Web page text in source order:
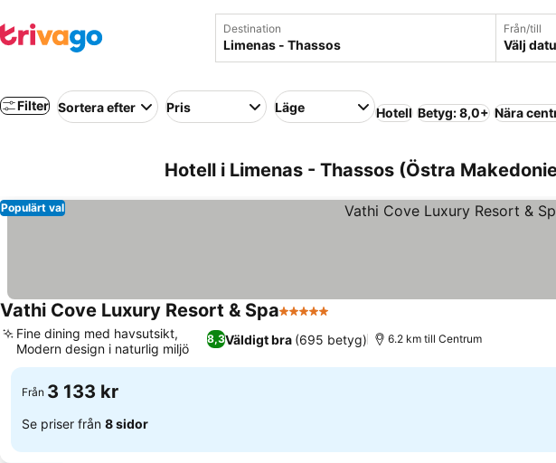
Destination Från/till
Välj
Filter Sortera efter Pris Läge Hotell Betyg: 8,0+ Nära
Hotell i Limenas - Thassos (Östra
Populärt val
Vathi Cove Luxury Resort & Spa5 Stjärnor
8,3Väldigt bra (695 betyg)
Fine dining med havsutsikt,
Modern design i naturlig miljö
6.2 km till Centrum
Från 3 133 kr
Se priser från 8 sidor